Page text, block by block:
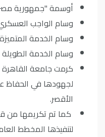
أوسمة "جمهورية
وسام الواجب
وسام الخدمة المتميزة
وسام الخدمة الطويلة
كرمت جامعة القاهرة
لجهودها في الحفاظ
الأقصر.
كما تم تكريمها من
لتنفيذها المخطط